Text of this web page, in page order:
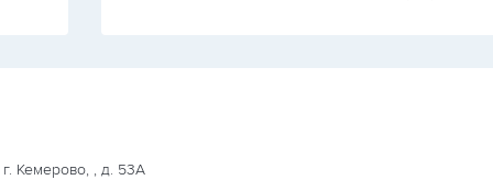
Кемерово, , д. 53А